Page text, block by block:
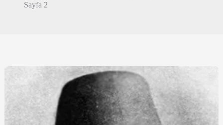
Sayfa 2